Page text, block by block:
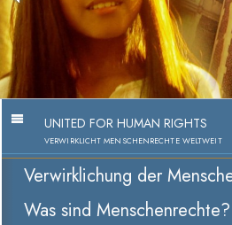
UNITED FOR HUMAN RIGHTS
VERWIRKLICHT MENSCHENRECHTE WELTWEIT
Verwirklichung der
Was sind Menschenrechte?